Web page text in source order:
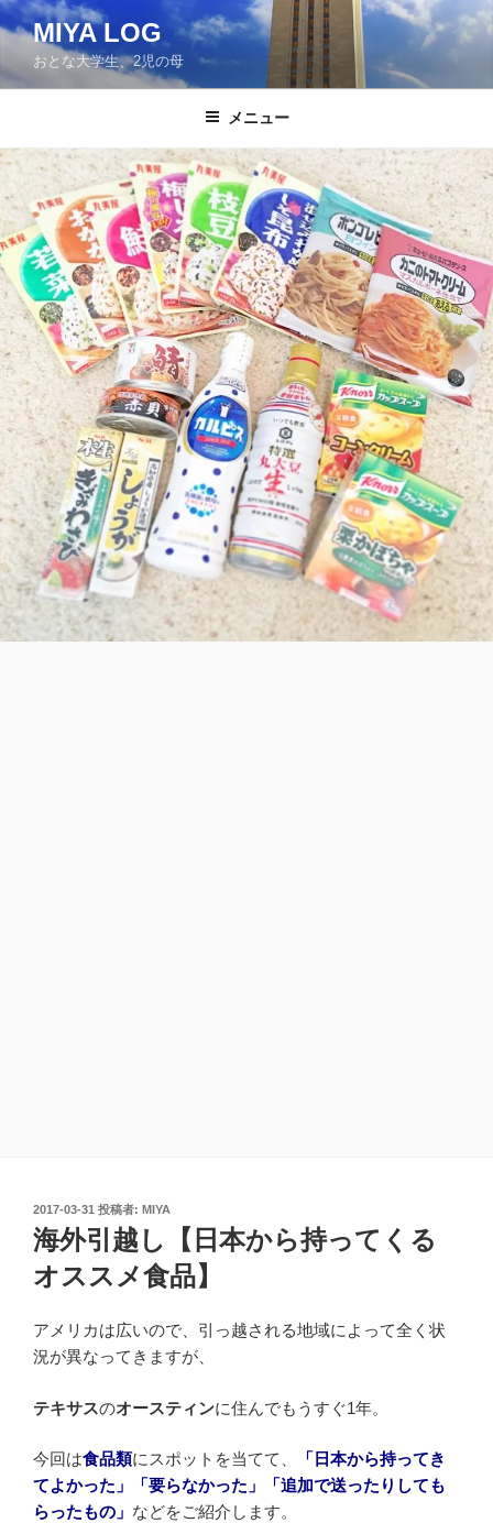
コ
ン
テ
ン
ス
キ
ッ
プ
MIYA LOG
おとな大学生、2児の母
メニュー
投
稿
日:
2017-03-31 投稿者: MIYA
海外引越し【日本から持ってくる
オススメ食品】
アメリカは広いので、引っ越される地域によって全く状
況が異なってきますが、
テキサスのオースティンに住んでもうすぐ1年。
今回は食品類にスポットを当てて、
「日本から持ってき
てよかった」「要らなかった」「追加で送ったりしても
らったもの」 などをご紹介します。